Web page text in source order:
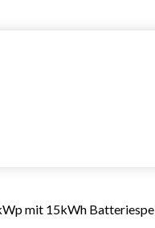
mit 15kWh